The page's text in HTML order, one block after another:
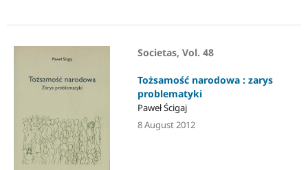
Societas, Vol. 48
Tożsamość narodowa : zarys
problematyki
Paweł Ścigaj
8 August 2012